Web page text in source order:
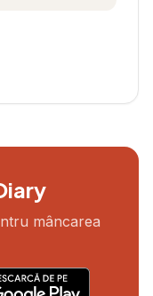
mâncarea